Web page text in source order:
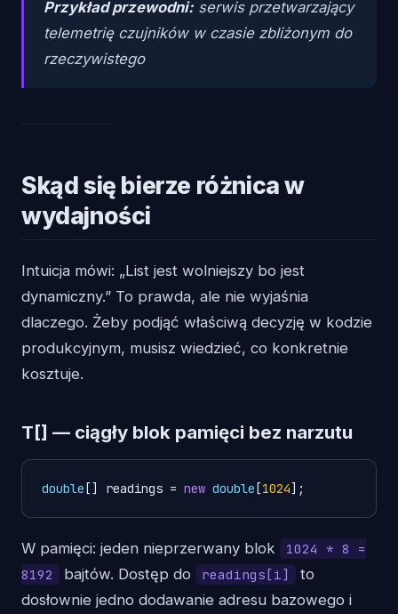
Przykład przewodni: serwis przetwarzający
telemetrię czujników w czasie zbliżonym do
rzeczywistego
Skąd się bierze różnica w
wydajności
Intuicja mówi: „List jest wolniejszy bo jest
dynamiczny.” To prawda, ale nie wyjaśnia
dlaczego. Żeby podjąć właściwą decyzję w kodzie
produkcyjnym, musisz wiedzieć, co konkretnie
kosztuje.
T[] — ciągły blok pamięci bez narzutu
double [] readings = new double [1024
W pamięci: jeden nieprzerwany blok
1024 * 8 =
8192
bajtów. Dostęp do readings[i]
to
dosłownie jedno dodawanie adresu bazowego i